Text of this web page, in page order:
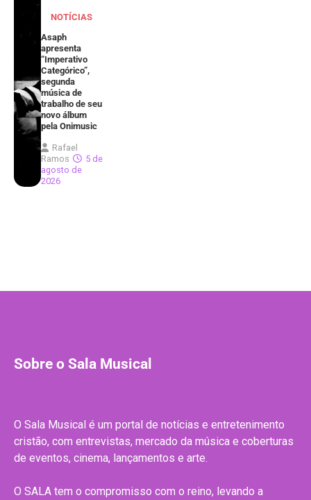
NOTÍCIAS
Asaph
apresenta
“Imperativo
Categórico”,
segunda
música de
trabalho de seu
novo álbum
pela Onimusic
Rafael
Ramos
5 de
agosto de
2026
Sobre o Sala Musical
O Sala Musical é um portal de notícias e entretenimento
cristão, com entrevistas, mercado da música e coberturas
de eventos, cinema, lançamentos e arte.
O SALA tem o compromisso com o reino, levando a